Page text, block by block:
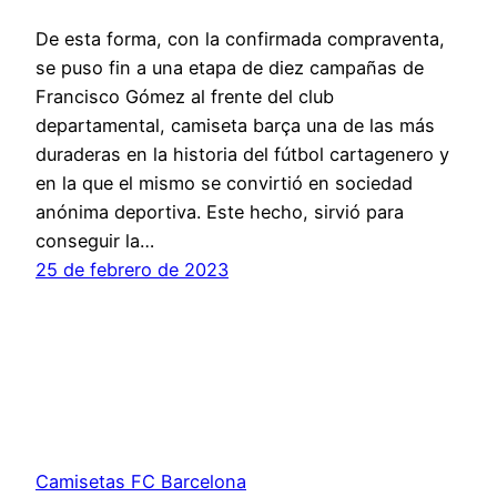
De esta forma, con la confirmada compraventa,
se puso fin a una etapa de diez campañas de
Francisco Gómez al frente del club
departamental, camiseta barça una de las más
duraderas en la historia del fútbol cartagenero y
en la que el mismo se convirtió en sociedad
anónima deportiva. Este hecho, sirvió para
conseguir la…
25 de febrero de 2023
Camisetas FC Barcelona